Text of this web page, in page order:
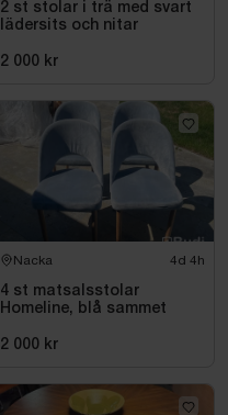
2 st stolar i trä med svart
lädersits och nitar
2 000 kr
Nacka 4d 4h
4 st matsalsstolar
Homeline, blå sammet
2 000 kr